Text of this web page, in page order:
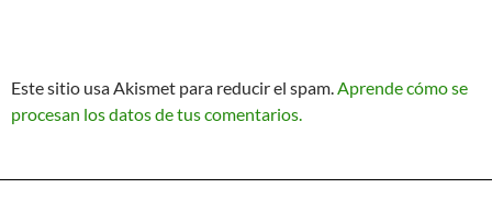
Este sitio usa Akismet para reducir el spam.Aprende cómo se
procesan los datos de tus comentarios.